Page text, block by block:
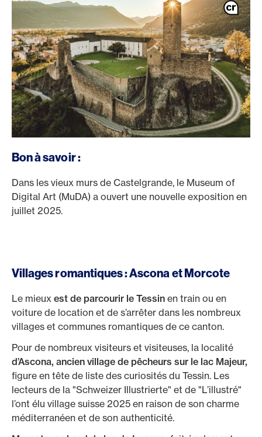
Bon à savoir :
Dans les vieux murs de Castelgrande, le Museum of
Digital Art (MuDA) a ouvert une nouvelle exposition en
juillet 2025.
Villages romantiques : Ascona et Morcote
Le mieux est de parcourir le Tessin en train ou en
voiture de location et de s’arrêter dans les nombreux
villages et communes romantiques de ce canton.
Pour de nombreux visiteurs et visiteuses, la localité
d’Ascona, ancien village de pêcheurs sur le lac Majeur,
figure en tête de liste des curiosités du Tessin. Les
lecteurs de la "Schweizer Illustrierte" et de "L’illustré"
l’ont élu village suisse 2025 en raison de son charme
méditerranéen et de son authenticité.